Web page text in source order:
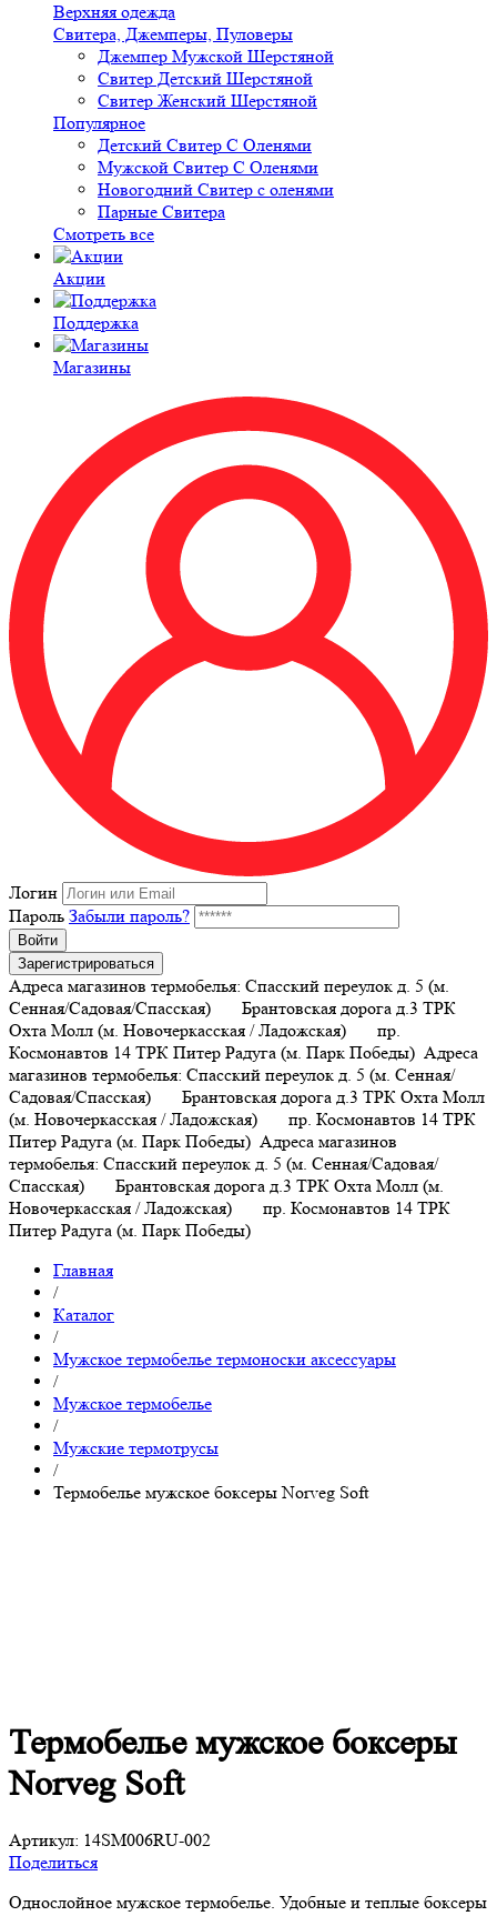
Верхняя одежда
Свитера, Джемперы, Пуловеры
Джемпер Мужской Шерстяной
Свитер Детский Шерстяной
Свитер Женский Шерстяной
Популярное
Детский Свитер С Оленями
Мужской Свитер С Оленями
Новогодний Свитер с оленями
Парные Свитера
Смотреть все
Акции
Поддержка
Магазины
Логин
Пароль Забыли пароль?
Войти
Зарегистрироваться
Адреса магазинов термобелья: Спасский переулок д. 5 (м.
Сенная/Садовая/Спасская) Брантовская дорога д.3 ТРК
Охта Молл (м. Новочеркасская / Ладожская) пр.
Космонавтов 14 ТРК Питер Радуга (м. Парк Победы) Адреса
магазинов термобелья: Спасский переулок д. 5 (м. Сенная/
Садовая/Спасская) Брантовская дорога д.3 ТРК Охта Молл
(м. Новочеркасская / Ладожская) пр. Космонавтов 14 ТРК
Питер Радуга (м. Парк Победы) Адреса магазинов
термобелья: Спасский переулок д. 5 (м. Сенная/Садовая/
Спасская) Брантовская дорога д.3 ТРК Охта Молл (м.
Новочеркасская / Ладожская) пр. Космонавтов 14 ТРК
Питер Радуга (м. Парк Победы)
Главная
/
Каталог
/
Мужское термобелье термоноски аксессуары
/
Мужское термобелье
/
Мужские термотрусы
/
Термобелье мужское боксеры Norveg Soft
Термобелье мужское боксеры
Norveg Soft
Артикул: 14SM006RU-002
Поделиться
Однослойное мужское термобелье. Удобные и теплые боксеры